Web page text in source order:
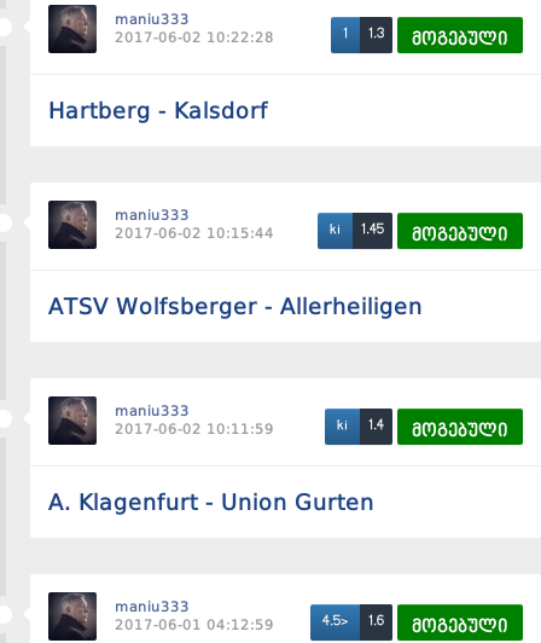
maniu333
2017-06-02 10:22:28
1 1.3 მოგებული
Hartberg - Kalsdorf
maniu333
2017-06-02 10:15:44
ki 1.45 მოგებული
ATSV Wolfsberger - Allerheiligen
maniu333
2017-06-02 10:11:59
ki 1.4 მოგებული
A. Klagenfurt - Union Gurten
maniu333
2017-06-01 04:12:59
4.5> 1.6 მოგებული